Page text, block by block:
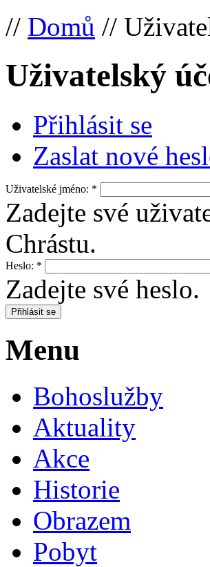
// Domů //
Uživatelský
Přihlásit se
Zaslat nové
Uživatelské jméno: *
Zadejte své
Chrástu.
Heslo: *
Zadejte své heslo.
Menu
Bohoslužby
Aktuality
Akce
Historie
Obrazem
Pobyt